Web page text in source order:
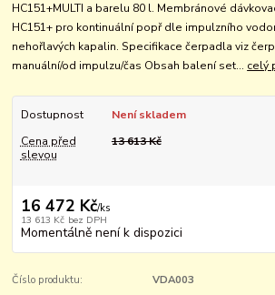
HC151+MULTI a barelu 80 l. Membránové
HC151+ pro kontinuální popř dle impulzního
nehořlavých kapalin. Specifikace čerpadla viz
manuální/od impulzu/čas Obsah balení set... celý
Dostupnost
Není skladem
Cena před
slevou
13 613 Kč
16 472 Kč/ks
13 613 Kč bez DPH
Momentálně není k dispozici
Číslo produktu: VDA003